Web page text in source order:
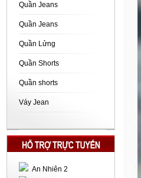
Quần Jeans
Quần Jeans
Quần Lửng
Quần Shorts
Quần shorts
Váy Jean
An Nhiên 2